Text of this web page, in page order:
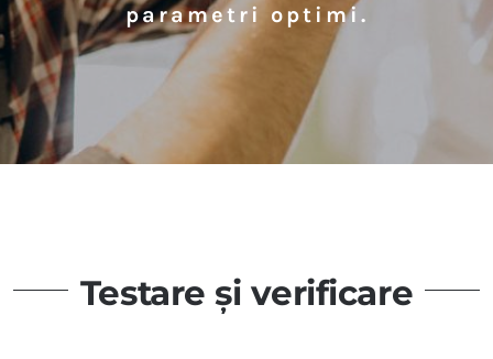
parametri optimi.
Testare și verificare